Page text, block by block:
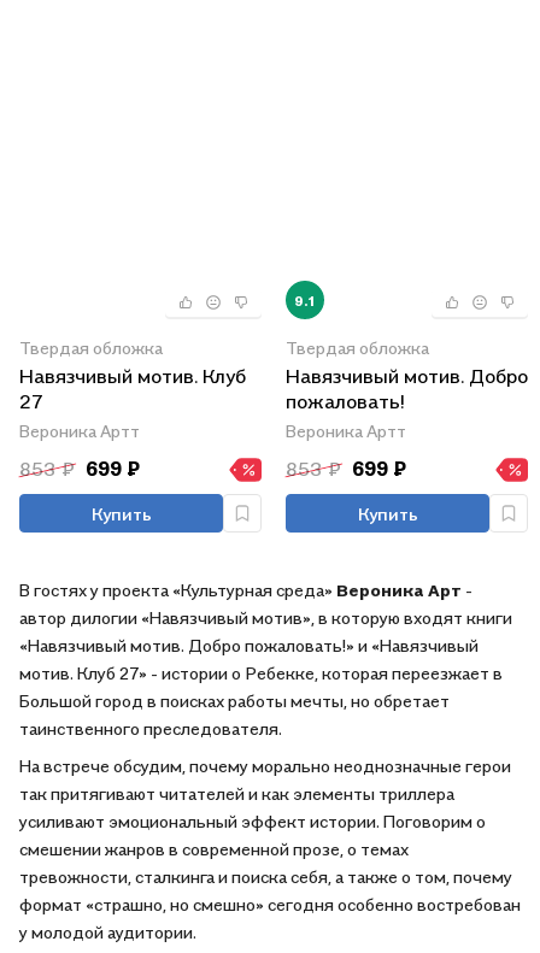
Твердая обложка
Навязчивый мотив. Клуб
27
Вероника Артт
853 ₽ 699 ₽
Купить
9.1
Твердая обложка
Навязчивый мотив. Добро
пожаловать!
Вероника Артт
853 ₽ 699 ₽
Купить
В гостях у проекта «Культурная среда» Вероника Арт -
автор дилогии «Навязчивый мотив», в которую входят книги
«Навязчивый мотив. Добро пожаловать!» и «Навязчивый
мотив. Клуб 27» - истории о Ребекке, которая переезжает в
Большой город в поисках работы мечты, но обретает
таинственного преследователя.
На встрече обсудим, почему морально неоднозначные герои
так притягивают читателей и как элементы триллера
усиливают эмоциональный эффект истории. Поговорим о
смешении жанров в современной прозе, о темах
тревожности, сталкинга и поиска себя, а также о том, почему
формат «страшно, но смешно» сегодня особенно востребован
у молодой аудитории.